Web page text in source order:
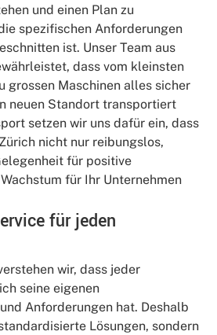
und einen Plan zu
spezifischen Anforderungen
ist. Unser Team aus
dass vom kleinsten
grossen Maschinen alles sicher
neuen Standort transportiert
setzen wir uns dafür ein, dass
nicht nur reibungslos,
für positive
für Ihr Unternehmen
für jeden
wir, dass jeder
seine eigenen
Anforderungen hat. Deshalb
Lösungen, sondern